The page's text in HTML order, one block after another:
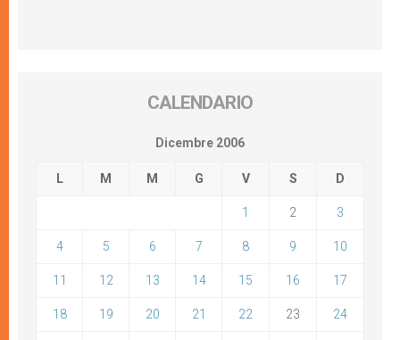
CALENDARIO
Dicembre 2006
L M M G V S D
1 2 3
4 5 6 7 8 9 10
11 12 13 14 15 16 17
18 19 20 21 22 23 24